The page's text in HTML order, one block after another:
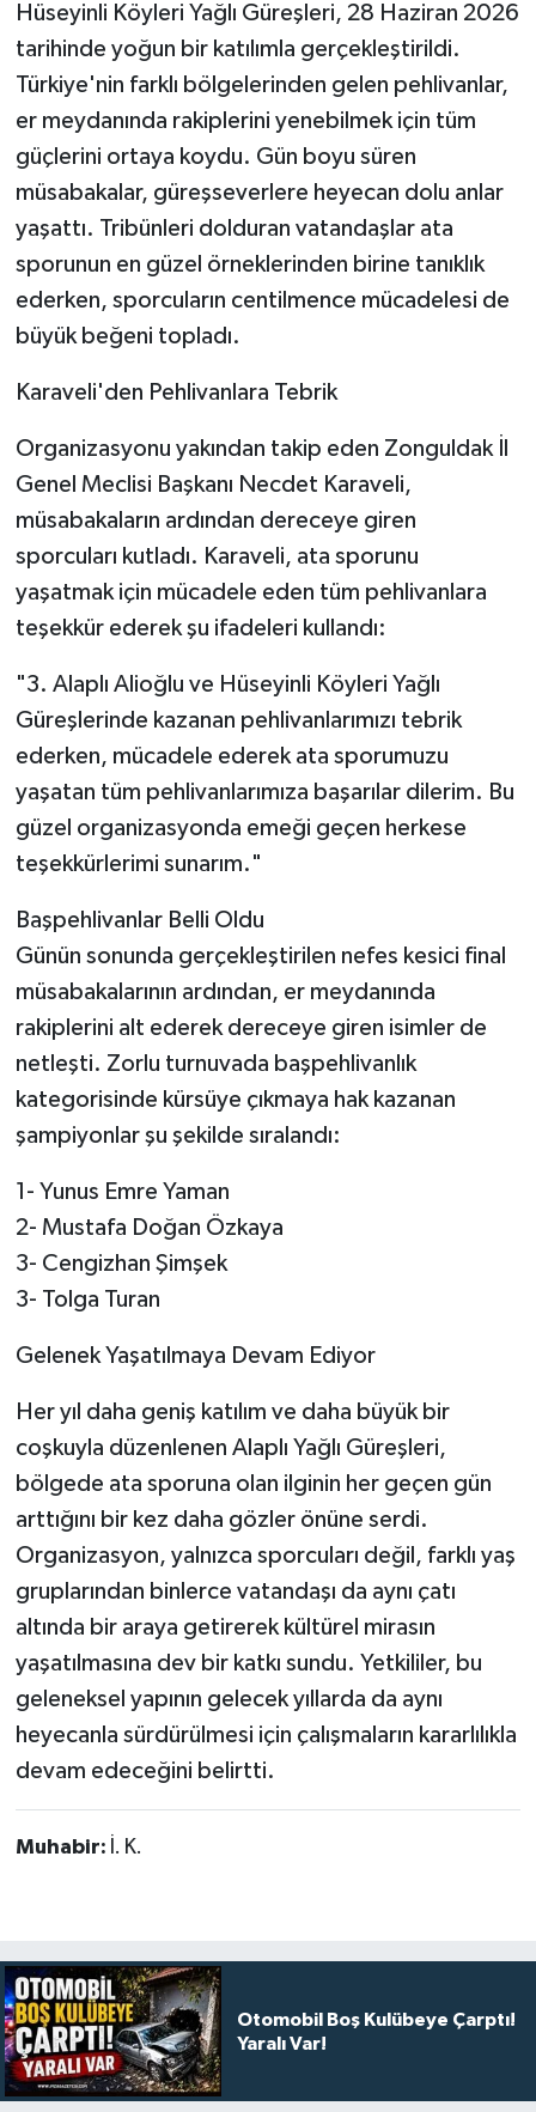
Hüseyinli Köyleri Yağlı Güreşleri, 28 Haziran 2026
tarihinde yoğun bir katılımla gerçekleştirildi.
Türkiye'nin farklı bölgelerinden gelen pehlivanlar,
er meydanında rakiplerini yenebilmek için tüm
güçlerini ortaya koydu. Gün boyu süren
müsabakalar, güreşseverlere heyecan dolu anlar
yaşattı. Tribünleri dolduran vatandaşlar ata
sporunun en güzel örneklerinden birine tanıklık
ederken, sporcuların centilmence mücadelesi de
büyük beğeni topladı.
​Karaveli'den Pehlivanlara Tebrik
​Organizasyonu yakından takip eden Zonguldak İl
Genel Meclisi Başkanı Necdet Karaveli,
müsabakaların ardından dereceye giren
sporcuları kutladı. Karaveli, ata sporunu
yaşatmak için mücadele eden tüm pehlivanlara
teşekkür ederek şu ifadeleri kullandı:
​"3. Alaplı Alioğlu ve Hüseyinli Köyleri Yağlı
Güreşlerinde kazanan pehlivanlarımızı tebrik
ederken, mücadele ederek ata sporumuzu
yaşatan tüm pehlivanlarımıza başarılar dilerim. Bu
güzel organizasyonda emeği geçen herkese
teşekkürlerimi sunarım."
​Başpehlivanlar Belli Oldu
​Günün sonunda gerçekleştirilen nefes kesici final
müsabakalarının ardından, er meydanında
rakiplerini alt ederek dereceye giren isimler de
netleşti. Zorlu turnuvada başpehlivanlık
kategorisinde kürsüye çıkmaya hak kazanan
şampiyonlar şu şekilde sıralandı:
1- Yunus Emre Yaman
2- Mustafa Doğan Özkaya
3- Cengizhan Şimşek
3- Tolga Turan
Gelenek Yaşatılmaya Devam Ediyor
​Her yıl daha geniş katılım ve daha büyük bir
coşkuyla düzenlenen Alaplı Yağlı Güreşleri,
bölgede ata sporuna olan ilginin her geçen gün
arttığını bir kez daha gözler önüne serdi.
Organizasyon, yalnızca sporcuları değil, farklı yaş
gruplarından binlerce vatandaşı da aynı çatı
altında bir araya getirerek kültürel mirasın
yaşatılmasına dev bir katkı sundu. Yetkililer, bu
geleneksel yapının gelecek yıllarda da aynı
heyecanla sürdürülmesi için çalışmaların kararlılıkla
devam edeceğini belirtti.
Muhabir: İ. K.
Otomobil Boş Kulübeye Çarptı!
Yaralı Var!